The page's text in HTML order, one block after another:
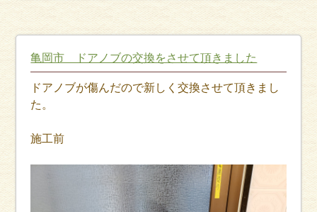
亀岡市 ドアノブの交換をさせて頂きました
ドアノブが傷んだので新しく交換させて頂きまし
た。
施工前